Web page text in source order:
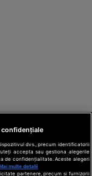
confidențiale
dvs., precum identificatorii
accepta sau gestiona alegerile
de confidențialitate. Aceste alegeri
multe detalii
partenere, precum si furnizorii